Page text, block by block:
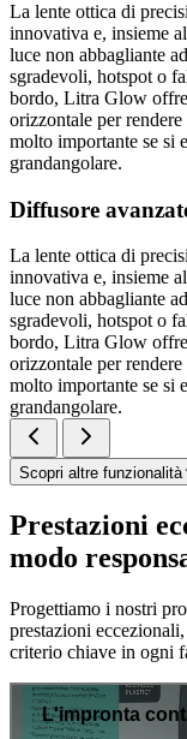
La lente ottica di
innovativa e, insieme
luce non abbagliante
sgradevoli, hotspot o
bordo, Litra Glow
orizzontale per
molto importante se si
grandangolare.
Diffusore
La lente ottica di
innovativa e, insieme
luce non abbagliante
sgradevoli, hotspot o
bordo, Litra Glow
orizzontale per
molto importante se si
grandangolare.
Scopri altre funzionalità
Prestazioni
modo
Progettiamo i nostri
prestazioni
criterio chiave in ogni
L'impronta